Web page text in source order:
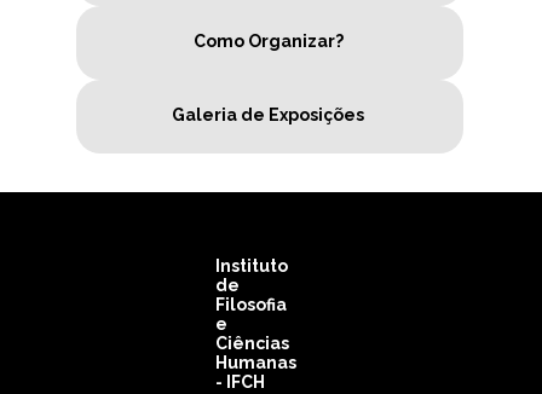
Como Organizar?
Galeria de Exposições
Instituto
de
Filosofia
e
Ciências
Humanas
- IFCH